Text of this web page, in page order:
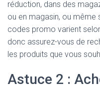
réduction, dans des
ou en magasin, ou même
codes promo varient
donc assurez-vous de
les produits que vous
Astuce 2 :